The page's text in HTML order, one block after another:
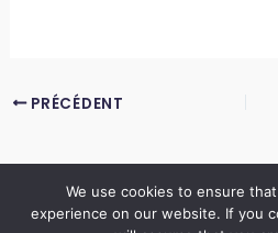
PRÉCÉDENT
We use cookies to ensure
experience on our website. If you